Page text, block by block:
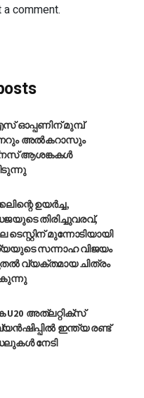
comment.
ഓപ്പണിന് മുമ്പ്
അൽകറാസും
ആശങ്കകൾ
ഉയർച്ച,
തിരിച്ചുവരവ്,
ടെസ്റ്റിന് മുന്നോടിയായി
സന്നാഹ വിജയം
വ്യക്തമായ ചിത്രം
U20 അത്‌ലറ്റിക്‌സ്
ഇന്ത്യ രണ്ട്
നേടി